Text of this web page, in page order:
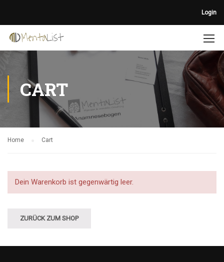
Login
CART
Home Cart
Dein Warenkorb ist gegenwärtig leer.
ZURÜCK ZUM SHOP